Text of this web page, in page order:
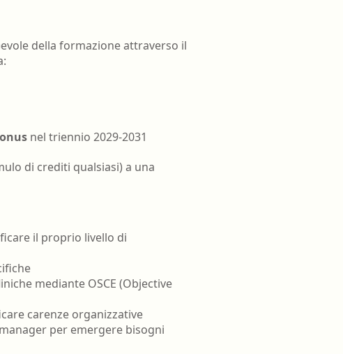
della formazione attraverso il
nel triennio 2029-2031
di crediti qualsiasi) a una
il proprio livello di
mediante OSCE (Objective
carenze organizzative
per emergere bisogni